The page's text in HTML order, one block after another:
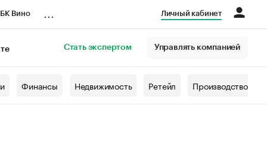
Вино Личный кабинет
Стать экспертом Управлять компанией
Финансы Недвижимость Ретейл Производство